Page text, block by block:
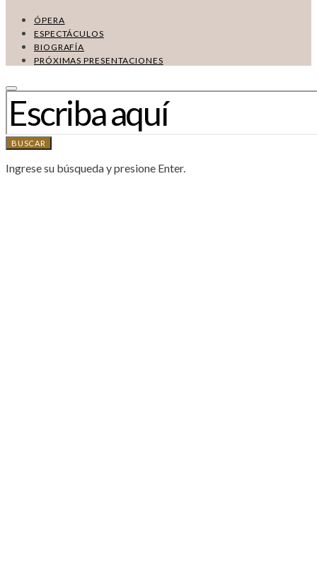
ÓPERA
ESPECTÁCULOS
BIOGRAFÍA
PRÓXIMAS PRESENTACIONES
BUSCAR:
BUSCAR
Ingrese su búsqueda y presione Enter.